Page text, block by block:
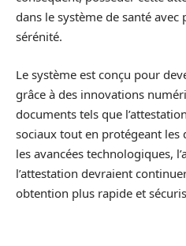
dans le système de santé avec
sérénité.
Le système est conçu pour
grâce à des innovations
documents tels que
sociaux tout en protégeant les
les avancées technologiques,
l’attestation devraient
obtention plus rapide et